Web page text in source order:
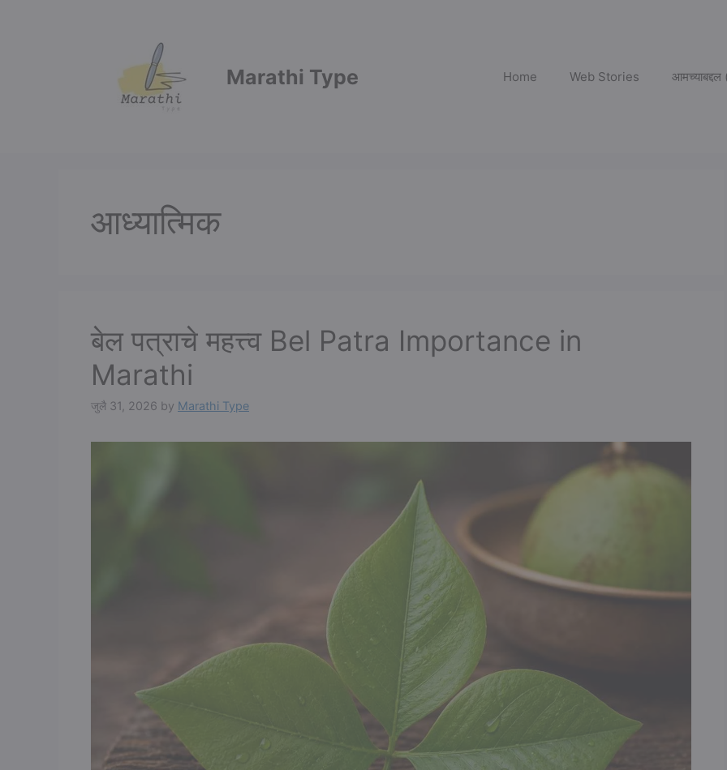
Marathi Type Home Web Stories
आध्यात्मिक
बेल पत्राचे महत्त्व Bel Patra Importance in
Marathi
जुलै 31, 2026 by Marathi Type